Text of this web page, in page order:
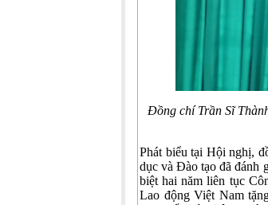
Đồng chí Trần Sĩ
Phát biểu tại Hội nghị,
dục và Đào tạo đã đánh
biệt hai năm liên tục
Lao động Việt Nam